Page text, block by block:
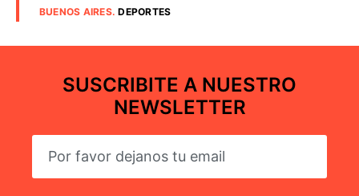
BUENOS AIRES.DEPORTES
SUSCRIBITE A NUESTRO
NEWSLETTER